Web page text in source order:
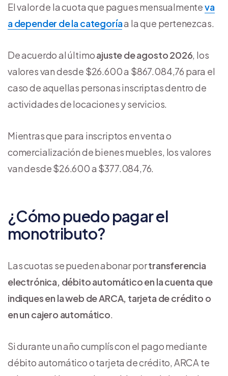
El valor de la cuota que pagues mensualmenteva
a depender de la categoríaa la que pertenezcas.
De acuerdo al últimoajuste de agosto 2026, los
valores van desde $26.600 a $867.084,76 para el
caso de aquellas personas inscriptas dentro de
actividades de locaciones y servicios.
Mientras que para inscriptos en venta o
comercialización de bienes muebles, los valores
van desde $26.600 a $377.084,76.
¿Cómo puedo pagar el
monotributo?
Las cuotas se pueden abonar portransferencia
electrónica, débito automático en la cuenta que
indiques en la web de ARCA, tarjeta de crédito o
en un cajero automático.
Si durante un año cumplís con el pago mediante
débito automático o tarjeta de crédito, ARCA te